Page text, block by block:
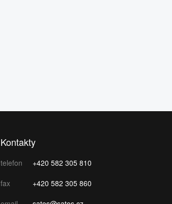
Kontakty
telefon
+420 582 305 810
fax
+420 582 305 860